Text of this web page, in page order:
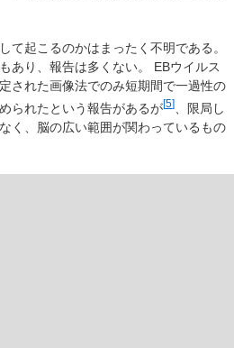
て起こるのかはまったく不明である。
あり、報告は多くない。 EBウイルス
された画像法でのみ短期間で一過性の
られたという報告があるが[5]
、限局し
く、脳の広い範囲が関わっているもの